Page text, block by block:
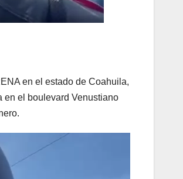
en el estado de Coahuila,
en el boulevard Venustiano